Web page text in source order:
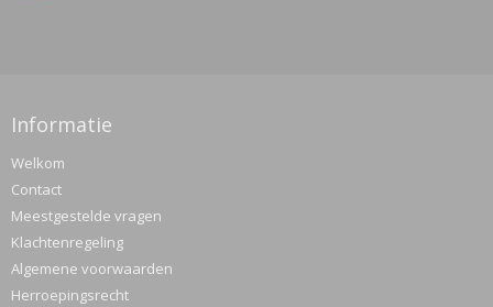
Informatie
Welkom
Contact
Meestgestelde vragen
Klachtenregeling
Algemene voorwaarden
Herroepingsrecht